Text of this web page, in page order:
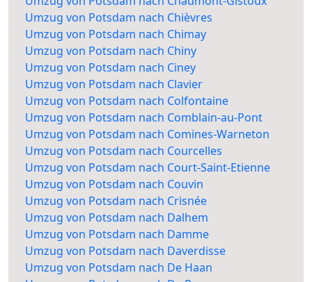
Umzug von Potsdam nach Chièvres
Umzug von Potsdam nach Chimay
Umzug von Potsdam nach Chiny
Umzug von Potsdam nach Ciney
Umzug von Potsdam nach Clavier
Umzug von Potsdam nach Colfontaine
Umzug von Potsdam nach Comblain-au-Pont
Umzug von Potsdam nach Comines-Warneton
Umzug von Potsdam nach Courcelles
Umzug von Potsdam nach Court-Saint-Etienne
Umzug von Potsdam nach Couvin
Umzug von Potsdam nach Crisnée
Umzug von Potsdam nach Dalhem
Umzug von Potsdam nach Damme
Umzug von Potsdam nach Daverdisse
Umzug von Potsdam nach De Haan